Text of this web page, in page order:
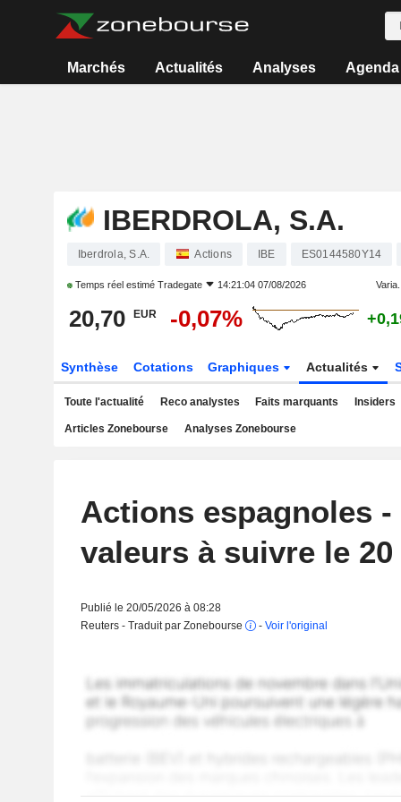
Marchés Actualités Analyses Agenda
IBERDROLA, S.A.
Iberdrola, S.A. Actions IBE ES0144580Y14
Temps réel estimé Tradegate 14:21:04 07/08/2026 Varia.
20,70 EUR -0,07%
Synthèse Cotations Graphiques Actualités
Toute l'actualité Reco analystes Faits marquants Insiders
Articles Zonebourse Analyses Zonebourse
Actions espagnoles -
valeurs à suivre le 20
Publié le 20/05/2026 à 08:28
Reuters - Traduit par Zonebourse
- Voir l'original